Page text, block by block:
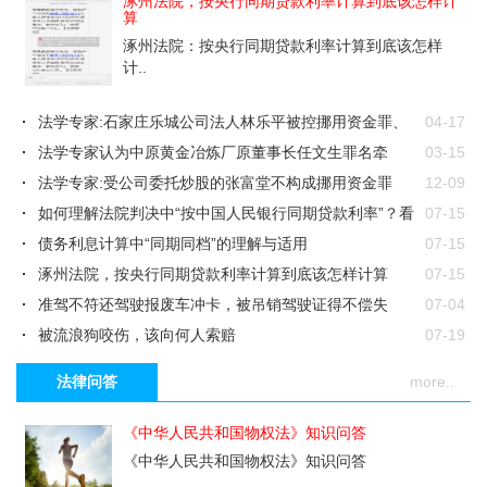
算
涿州法院：按央行同期贷款利率计算到底该怎样
计..
04-17
法学专家:石家庄乐城公司法人林乐平被控挪用资金罪、
职务侵占罪..
03-15
法学专家认为中原黄金冶炼厂原董事长任文生罪名牵
强，家属希望公..
12-09
法学专家:受公司委托炒股的张富堂不构成挪用资金罪
07-15
如何理解法院判决中“按中国人民银行同期贷款利率”？看
深圳市中..
07-15
债务利息计算中“同期同档”的理解与适用
07-15
涿州法院，按央行同期贷款利率计算到底该怎样计算
07-04
准驾不符还驾驶报废车冲卡，被吊销驾驶证得不偿失
07-19
被流浪狗咬伤，该向何人索赔
微信转账算不算借款？法院：有聊天记录佐证必须还钱
案例评析 | 9年前挪用公款30万元，是否已过追诉时效？
本案应当如何计算执行阶段债务本息
法律问答 more..
《中华人民共和国物权法》知识问答
《中华人民共和国物权法》知识问答